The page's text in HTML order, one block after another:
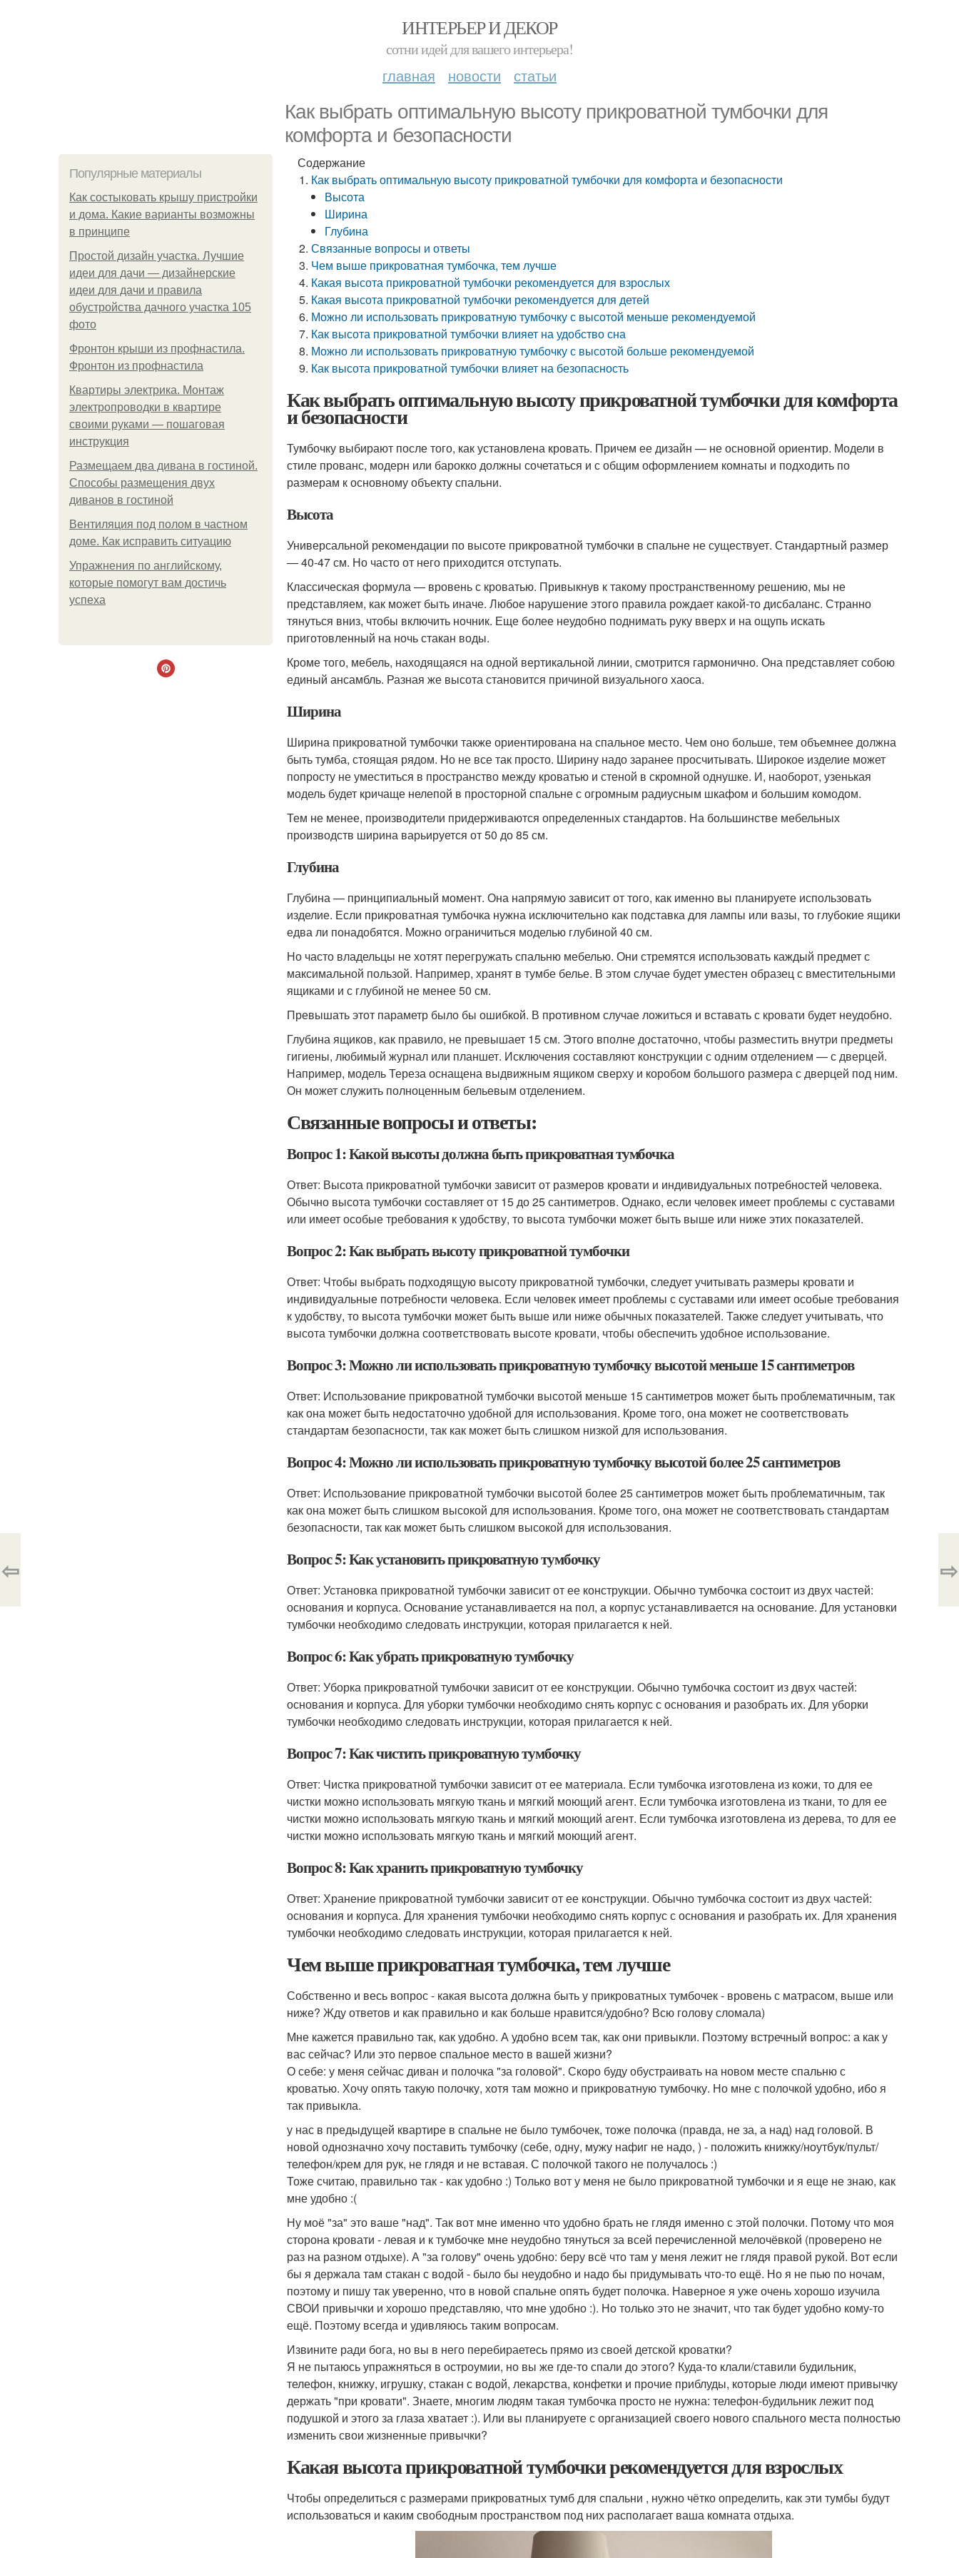
ИНТЕРЬЕР И ДЕКОР
сотни идей для вашего интерьера!
главная новости статьи
Как выбрать оптимальную высоту прикроватной тумбочки для
комфорта и безопасности
Популярные материалы
Как состыковать крышу пристройки
и дома. Какие варианты возможны
в принципе
Простой дизайн участка. Лучшие
идеи для дачи — дизайнерские
идеи для дачи и правила
обустройства дачного участка 105
фото
Фронтон крыши из профнастила.
Фронтон из профнастила
Квартиры электрика. Монтаж
электропроводки в квартире
своими руками — пошаговая
инструкция
Размещаем два дивана в гостиной.
Способы размещения двух
диванов в гостиной
Вентиляция под полом в частном
доме. Как исправить ситуацию
Упражнения по английскому,
которые помогут вам достичь
успеха
Содержание
Как выбрать оптимальную высоту прикроватной тумбочки для комфорта и безопасности
Высота
Ширина
Глубина
Связанные вопросы и ответы
Чем выше прикроватная тумбочка, тем лучше
Какая высота прикроватной тумбочки рекомендуется для взрослых
Какая высота прикроватной тумбочки рекомендуется для детей
Можно ли использовать прикроватную тумбочку с высотой меньше рекомендуемой
Как высота прикроватной тумбочки влияет на удобство сна
Можно ли использовать прикроватную тумбочку с высотой больше рекомендуемой
Как высота прикроватной тумбочки влияет на безопасность
Как выбрать оптимальную высоту прикроватной тумбочки для комфорта
и безопасности
Тумбочку выбирают после того, как установлена кровать. Причем ее дизайн — не основной ориентир. Модели в
стиле прованс, модерн или барокко должны сочетаться и с общим оформлением комнаты и подходить по
размерам к основному объекту спальни.
Высота
Универсальной рекомендации по высоте прикроватной тумбочки в спальне не существует. Стандартный размер
— 40-47 см. Но часто от него приходится отступать.
Классическая формула — вровень с кроватью. Привыкнув к такому пространственному решению, мы не
представляем, как может быть иначе. Любое нарушение этого правила рождает какой-то дисбаланс. Странно
тянуться вниз, чтобы включить ночник. Еще более неудобно поднимать руку вверх и на ощупь искать
приготовленный на ночь стакан воды.
Кроме того, мебель, находящаяся на одной вертикальной линии, смотрится гармонично. Она представляет собою
единый ансамбль. Разная же высота становится причиной визуального хаоса.
Ширина
Ширина прикроватной тумбочки также ориентирована на спальное место. Чем оно больше, тем объемнее должна
быть тумба, стоящая рядом. Но не все так просто. Ширину надо заранее просчитывать. Широкое изделие может
попросту не уместиться в пространство между кроватью и стеной в скромной однушке. И, наоборот, узенькая
модель будет кричаще нелепой в просторной спальне с огромным радиусным шкафом и большим комодом.
Тем не менее, производители придерживаются определенных стандартов. На большинстве мебельных
производств ширина варьируется от 50 до 85 см.
Глубина
Глубина — принципиальный момент. Она напрямую зависит от того, как именно вы планируете использовать
изделие. Если прикроватная тумбочка нужна исключительно как подставка для лампы или вазы, то глубокие ящики
едва ли понадобятся. Можно ограничиться моделью глубиной 40 см.
Но часто владельцы не хотят перегружать спальню мебелью. Они стремятся использовать каждый предмет с
максимальной пользой. Например, хранят в тумбе белье. В этом случае будет уместен образец с вместительными
ящиками и с глубиной не менее 50 см.
Превышать этот параметр было бы ошибкой. В противном случае ложиться и вставать с кровати будет неудобно.
Глубина ящиков, как правило, не превышает 15 см. Этого вполне достаточно, чтобы разместить внутри предметы
гигиены, любимый журнал или планшет. Исключения составляют конструкции с одним отделением — с дверцей.
Например, модель Тереза оснащена выдвижным ящиком сверху и коробом большого размера с дверцей под ним.
Он может служить полноценным бельевым отделением.
Связанные вопросы и ответы:
Вопрос 1: Какой высоты должна быть прикроватная тумбочка
Ответ: Высота прикроватной тумбочки зависит от размеров кровати и индивидуальных потребностей человека.
Обычно высота тумбочки составляет от 15 до 25 сантиметров. Однако, если человек имеет проблемы с суставами
или имеет особые требования к удобству, то высота тумбочки может быть выше или ниже этих показателей.
Вопрос 2: Как выбрать высоту прикроватной тумбочки
Ответ: Чтобы выбрать подходящую высоту прикроватной тумбочки, следует учитывать размеры кровати и
индивидуальные потребности человека. Если человек имеет проблемы с суставами или имеет особые требования
к удобству, то высота тумбочки может быть выше или ниже обычных показателей. Также следует учитывать, что
высота тумбочки должна соответствовать высоте кровати, чтобы обеспечить удобное использование.
Вопрос 3: Можно ли использовать прикроватную тумбочку высотой меньше 15 сантиметров
Ответ: Использование прикроватной тумбочки высотой меньше 15 сантиметров может быть проблематичным, так
как она может быть недостаточно удобной для использования. Кроме того, она может не соответствовать
стандартам безопасности, так как может быть слишком низкой для использования.
Вопрос 4: Можно ли использовать прикроватную тумбочку высотой более 25 сантиметров
Ответ: Использование прикроватной тумбочки высотой более 25 сантиметров может быть проблематичным, так
как она может быть слишком высокой для использования. Кроме того, она может не соответствовать стандартам
безопасности, так как может быть слишком высокой для использования.
Вопрос 5: Как установить прикроватную тумбочку
Ответ: Установка прикроватной тумбочки зависит от ее конструкции. Обычно тумбочка состоит из двух частей:
основания и корпуса. Основание устанавливается на пол, а корпус устанавливается на основание. Для установки
тумбочки необходимо следовать инструкции, которая прилагается к ней.
Вопрос 6: Как убрать прикроватную тумбочку
Ответ: Уборка прикроватной тумбочки зависит от ее конструкции. Обычно тумбочка состоит из двух частей:
основания и корпуса. Для уборки тумбочки необходимо снять корпус с основания и разобрать их. Для уборки
тумбочки необходимо следовать инструкции, которая прилагается к ней.
Вопрос 7: Как чистить прикроватную тумбочку
Ответ: Чистка прикроватной тумбочки зависит от ее материала. Если тумбочка изготовлена из кожи, то для ее
чистки можно использовать мягкую ткань и мягкий моющий агент. Если тумбочка изготовлена из ткани, то для ее
чистки можно использовать мягкую ткань и мягкий моющий агент. Если тумбочка изготовлена из дерева, то для ее
чистки можно использовать мягкую ткань и мягкий моющий агент.
Вопрос 8: Как хранить прикроватную тумбочку
Ответ: Хранение прикроватной тумбочки зависит от ее конструкции. Обычно тумбочка состоит из двух частей:
основания и корпуса. Для хранения тумбочки необходимо снять корпус с основания и разобрать их. Для хранения
тумбочки необходимо следовать инструкции, которая прилагается к ней.
Чем выше прикроватная тумбочка, тем лучше
Собственно и весь вопрос - какая высота должна быть у прикроватных тумбочек - вровень с матрасом, выше или
ниже? Жду ответов и как правильно и как больше нравится/удобно? Всю голову сломала)
Мне кажется правильно так, как удобно. А удобно всем так, как они привыкли. Поэтому встречный вопрос: а как у
вас сейчас? Или это первое спальное место в вашей жизни?
О себе: у меня сейчас диван и полочка "за головой". Скоро буду обустраивать на новом месте спальню с
кроватью. Хочу опять такую полочку, хотя там можно и прикроватную тумбочку. Но мне с полочкой удобно, ибо я
так привыкла.
у нас в предыдущей квартире в спальне не было тумбочек, тоже полочка (правда, не за, а над) над головой. В
новой однозначно хочу поставить тумбочку (себе, одну, мужу нафиг не надо, ) - положить книжку/ноутбук/пульт/
телефон/крем для рук, не глядя и не вставая. С полочкой такого не получалось :)
Тоже считаю, правильно так - как удобно :) Только вот у меня не было прикроватной тумбочки и я еще не знаю, как
мне удобно :(
Ну моё "за" это ваше "над". Так вот мне именно что удобно брать не глядя именно с этой полочки. Потому что моя
сторона кровати - левая и к тумбочке мне неудобно тянуться за всей перечисленной мелочёвкой (проверено не
раз на разном отдыхе). А "за голову" очень удобно: беру всё что там у меня лежит не глядя правой рукой. Вот если
бы я держала там стакан с водой - было бы неудобно и надо бы придумывать что-то ещё. Но я не пью по ночам,
поэтому и пишу так уверенно, что в новой спальне опять будет полочка. Наверное я уже очень хорошо изучила
СВОИ привычки и хорошо представляю, что мне удобно :). Но только это не значит, что так будет удобно кому-то
ещё. Поэтому всегда и удивляюсь таким вопросам.
Извините ради бога, но вы в него перебираетесь прямо из своей детской кроватки?
Я не пытаюсь упражняться в остроумии, но вы же где-то спали до этого? Куда-то клали/ставили будильник,
телефон, книжку, игрушку, стакан с водой, лекарства, конфетки и прочие приблуды, которые люди имеют привычку
держать "при кровати". Знаете, многим людям такая тумбочка просто не нужна: телефон-будильник лежит под
подушкой и этого за глаза хватает :). Или вы планируете с организацией своего нового спального места полностью
изменить свои жизненные привычки?
Какая высота прикроватной тумбочки рекомендуется для взрослых
Чтобы определиться с размерами прикроватных тумб для спальни , нужно чётко определить, как эти тумбы будут
использоваться и каким свободным пространством под них располагает ваша комната отдыха.
⇦ ⇨